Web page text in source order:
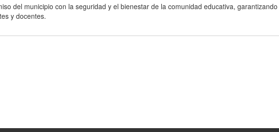
del municipio con la seguridad y el bienestar de la comunidad educativa, garantizando
y docentes.